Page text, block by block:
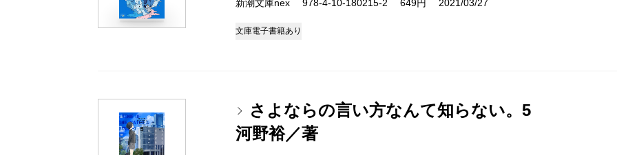
新潮文庫nex 978-4-10-180215-2 649円 2021/03/27
文庫電子書籍あり
さよならの言い方なんて知らない。5
河野裕／著